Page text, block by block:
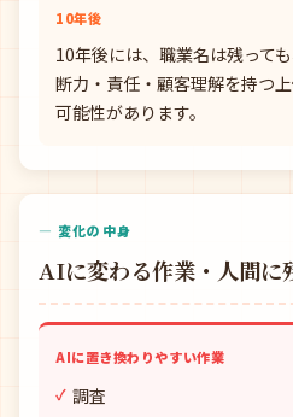
10年後
10年後には、職業名は残って
断力・責任・顧客理解を持つ
可能性があります。
— 変化の中身
AIに変わる作業・人間に
AIに置き換わりやすい作業
調査